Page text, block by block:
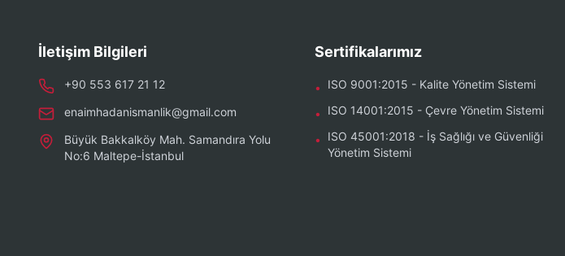
İletişim Bilgileri
+90 553 617 21 12
enaimhadanismanlik@gmail.com
Büyük Bakkalköy Mah. Samandıra Yolu
No:6 Maltepe-İstanbul
Sertifikalarımız
• ISO 9001:2015 - Kalite Yönetim Sistemi
• ISO 14001:2015 - Çevre Yönetim Sistemi
•
ISO 45001:2018 - İş Sağlığı ve Güvenliği
Yönetim Sistemi